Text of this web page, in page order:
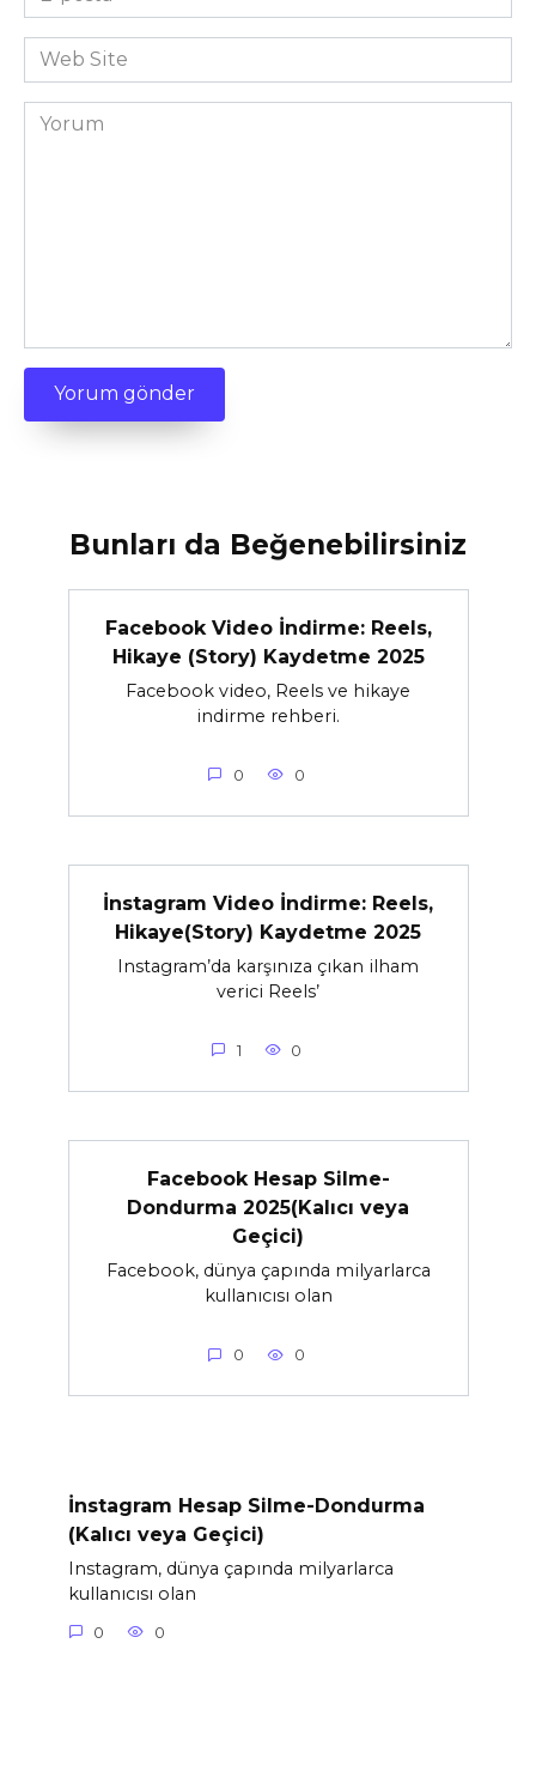
posta
*Web
Site
Yorum
Bunları da Beğenebilirsiniz
Facebook Video İndirme: Reels,
Hikaye (Story) Kaydetme 2025
Facebook video, Reels ve hikaye
indirme rehberi.
0 0
İnstagram Video İndirme: Reels,
Hikaye(Story) Kaydetme 2025
Instagram’da karşınıza çıkan ilham
verici Reels’
1 0
Facebook Hesap Silme-
Dondurma 2025(Kalıcı veya
Geçici)
Facebook, dünya çapında milyarlarca
kullanıcısı olan
0 0
İnstagram Hesap Silme-Dondurma
(Kalıcı veya Geçici)
Instagram, dünya çapında milyarlarca
kullanıcısı olan
0 0